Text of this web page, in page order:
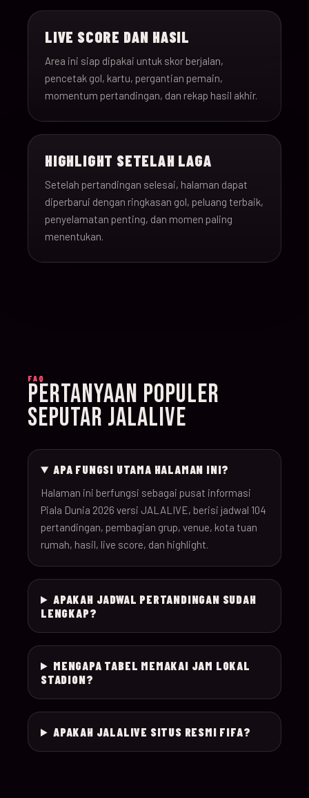
016
15-Jun-
12:00
017
16-Jun-
15:00 France v Senegal
018
26
18:00
019
16-Jun-
26
20:00 Argentina v Algeria
020 21:00 Austria v Jordan
26
023
17-Jun-
12:00
17-Jun-
26
18-Jun-
26
12:00
18-Jun-
26
Switzerland v
Herzegovina
027
18-Jun-
15:00 Canada v Qatar
028
26
19:00 Mexico v South
029 21:00 Brazil v Haiti
LIVE SCORE DAN HASIL
Area ini siap dipakai untuk skor berjalan,
pencetak gol, kartu, pergantian pemain,
momentum pertandingan, dan rekap hasil akhir.
HIGHLIGHT SETELAH LAGA
Setelah pertandingan selesai, halaman dapat
diperbarui dengan ringkasan gol, peluang terbaik,
penyelamatan penting, dan momen paling
menentukan.
FAQ
PERTANYAAN POPULER
SEPUTAR JALALIVE
APA FUNGSI UTAMA HALAMAN INI?
Halaman ini berfungsi sebagai pusat informasi
Piala Dunia 2026 versi JALALIVE, berisi jadwal 104
pertandingan, pembagian grup, venue, kota tuan
rumah, hasil, live score, dan highlight.
APAKAH JADWAL PERTANDINGAN SUDAH
LENGKAP?
MENGAPA TABEL MEMAKAI JAM LOKAL
STADION?
APAKAH JALALIVE SITUS RESMI FIFA?